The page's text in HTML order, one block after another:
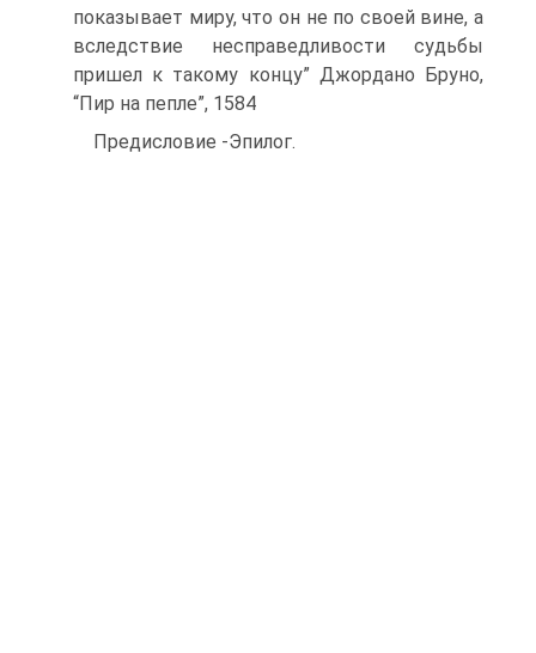
показывает миру, что он не по своей вине, а
вследствие несправедливости судьбы
пришел к такому концу” Джордано Бруно,
“Пир на пепле”, 1584
Предисловие -Эпилог.